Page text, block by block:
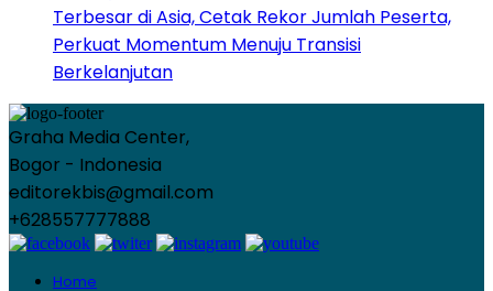
Terbesar di Asia, Cetak Rekor Jumlah Peserta,
Perkuat Momentum Menuju Transisi
Berkelanjutan
Graha Media Center,
Bogor - Indonesia
editorekbis@gmail.com
+628557777888
Home